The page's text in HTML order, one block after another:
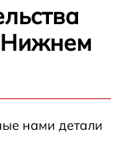
Нижнем
нами детали